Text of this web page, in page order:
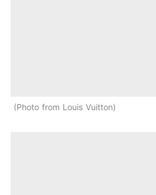
Photo from Louis Vuitton